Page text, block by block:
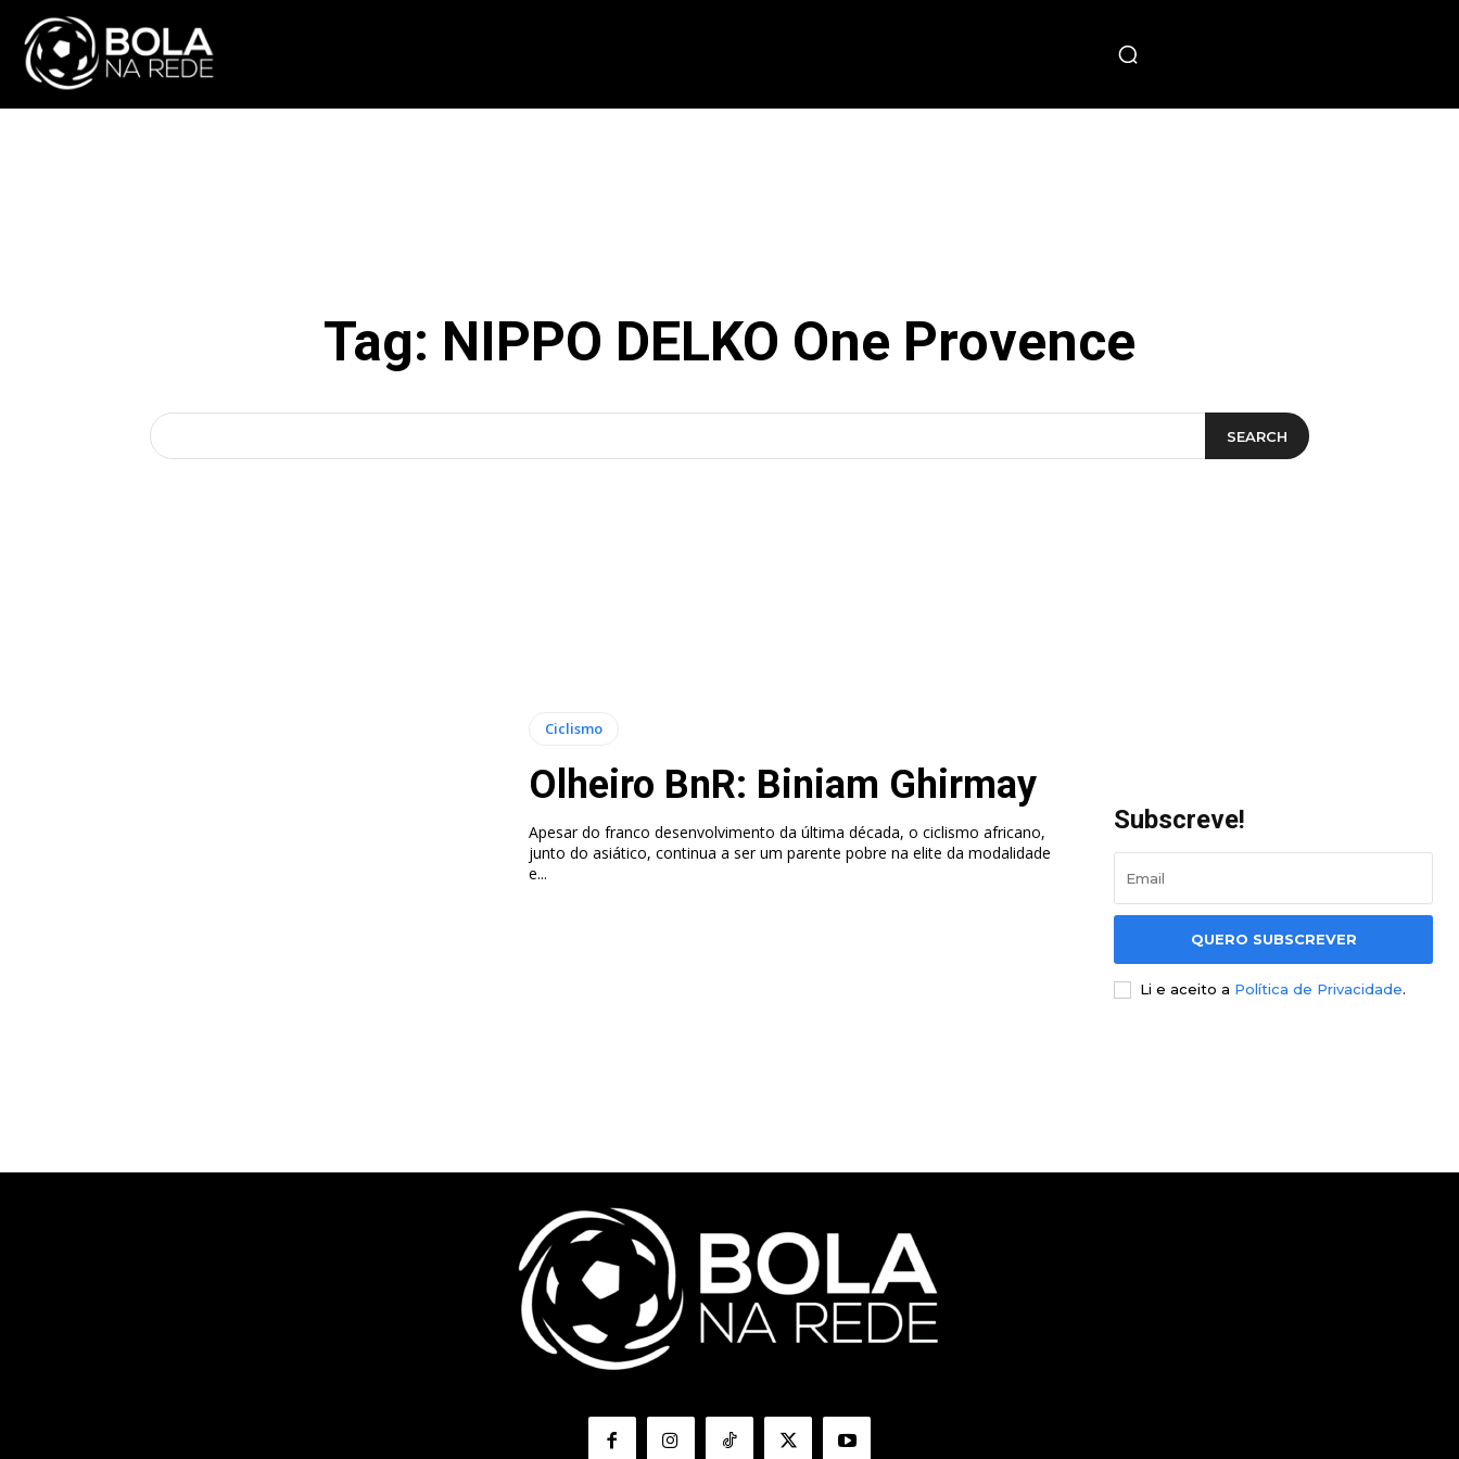
Tag: NIPPO DELKO One Provence
SEARCH
Ciclismo
Olheiro BnR: Biniam Ghirmay
Apesar do franco desenvolvimento da última década, o ciclismo africano,
junto do asiático, continua a ser um parente pobre na elite da modalidade
e...
Subscreve!
QUERO SUBSCREVER
Li e aceito a Política de Privacidade.